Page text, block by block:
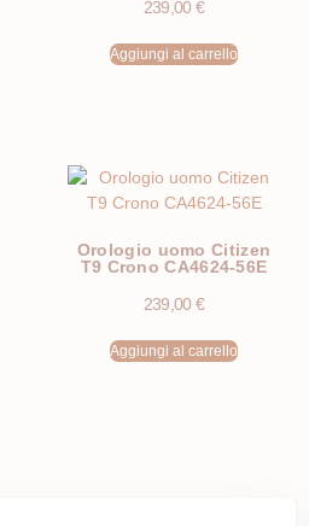
239,00 €
Aggiungi al carrello
Orologio uomo Citizen
T9 Crono CA4624-56E
239,00 €
Aggiungi al carrello